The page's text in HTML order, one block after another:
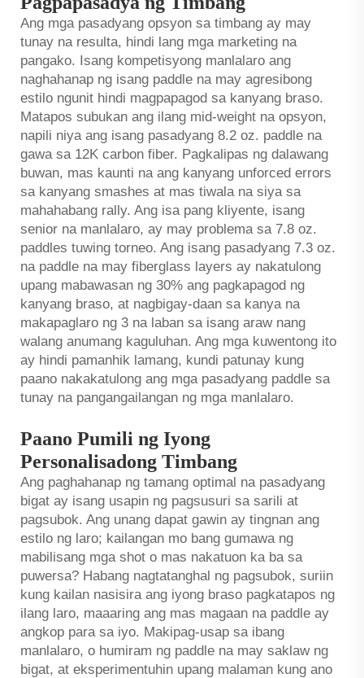
Ang mga pasadyang opsyon sa timbang ay may
tunay na resulta, hindi lang mga marketing na
pangako. Isang kompetisyong manlalaro ang
naghahanap ng isang paddle na may agresibong
estilo ngunit hindi magpapagod sa kanyang braso.
Matapos subukan ang ilang mid-weight na opsyon,
napili niya ang isang pasadyang 8.2 oz. paddle na
gawa sa 12K carbon fiber. Pagkalipas ng dalawang
buwan, mas kaunti na ang kanyang unforced errors
sa kanyang smashes at mas tiwala na siya sa
mahahabang rally. Ang isa pang kliyente, isang
senior na manlalaro, ay may problema sa 7.8 oz.
paddles tuwing torneo. Ang isang pasadyang 7.3 oz.
na paddle na may fiberglass layers ay nakatulong
upang mabawasan ng 30% ang pagkapagod ng
kanyang braso, at nagbigay-daan sa kanya na
makapaglaro ng 3 na laban sa isang araw nang
walang anumang kaguluhan. Ang mga kuwentong ito
ay hindi pamanhik lamang, kundi patunay kung
paano nakakatulong ang mga pasadyang paddle sa
tunay na pangangailangan ng mga manlalaro.
Paano Pumili ng Iyong
Personalisadong Timbang
Ang paghahanap ng tamang optimal na pasadyang
bigat ay isang usapin ng pagsusuri sa sarili at
pagsubok. Ang unang dapat gawin ay tingnan ang
estilo ng laro; kailangan mo bang gumawa ng
mabilisang mga shot o mas nakatuon ka ba sa
puwersa? Habang nagtatanghal ng pagsubok, suriin
kung kailan nasisira ang iyong braso pagkatapos ng
ilang laro, maaaring ang mas magaan na paddle ay
angkop para sa iyo. Makipag-usap sa ibang
manlalaro, o humiram ng paddle na may saklaw ng
bigat, at eksperimentuhin upang malaman kung ano